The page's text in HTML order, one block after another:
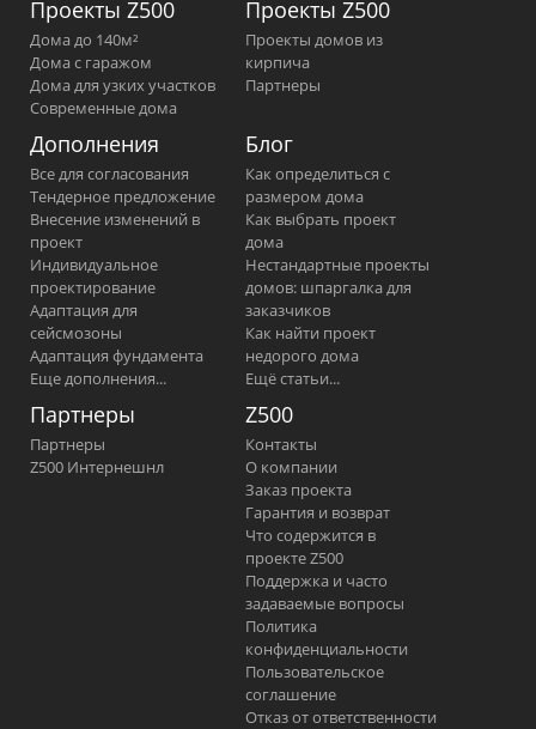
Проекты Z500
Дома до 140м²
Дома с гаражом
Дома для узких участков
Современные дома
Проекты Z500
Проекты домов из
кирпича
Партнеры
Дополнения
Все для согласования
Тендерное предложение
Внесение изменений в
проект
Индивидуальное
проектирование
Адаптация для
сейсмозоны
Адаптация фундамента
Еще дополнения...
Блог
Как определиться с
размером дома
Как выбрать проект
дома
Нестандартные проекты
домов: шпаргалка для
заказчиков
Как найти проект
недорого дома
Ещё статьи...
Партнеры
Партнеры
Z500 Интернешнл
Z500
Контакты
О компании
Заказ проекта
Гарантия и возврат
Что содержится в
проекте Z500
Поддержка и часто
задаваемые вопросы
Политика
конфиденциальности
Пользовательское
соглашение
Отказ от ответственности